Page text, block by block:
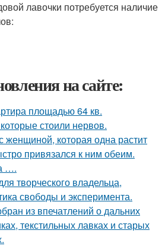
лавочки потребуется наличие
на сайте:
площадью 64 кв.
стоили нервов.
женщиной, которая одна растит
привязался к ним обеим.
….
творческого владельца,
свободы и эксперимента.
из впечатлений о дальних
текстильных лавках и старых